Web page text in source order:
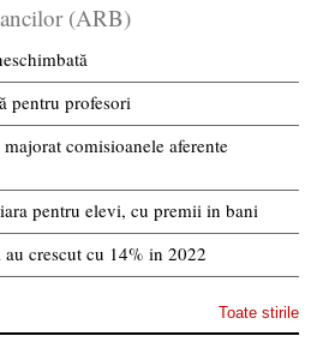
(ARB)
pentru profesori
comisioanele aferente
pentru elevi, cu premii in bani
crescut cu 14% in 2022
Toate stirile